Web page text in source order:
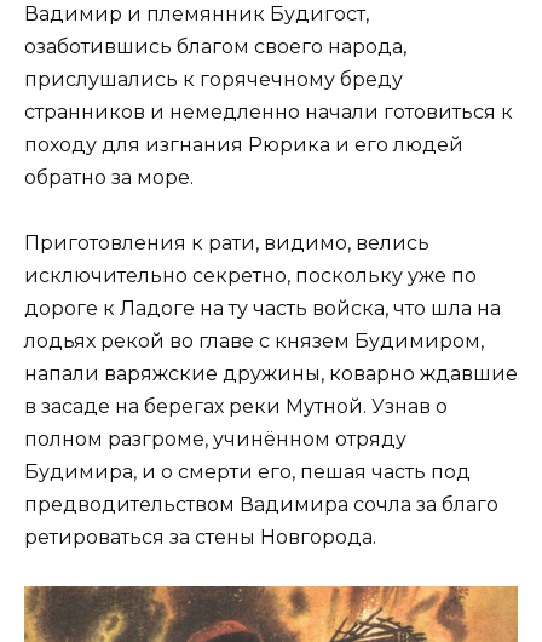
Вадимир и племянник Будигост,
озаботившись благом своего народа,
прислушались к горячечному бреду
странников и немедленно начали готовиться к
походу для изгнания Рюрика и его людей
обратно за море.
Приготовления к рати, видимо, велись
исключительно секретно, поскольку уже по
дороге к Ладоге на ту часть войска, что шла на
лодьях рекой во главе с князем Будимиром,
напали варяжские дружины, коварно ждавшие
в засаде на берегах реки Мутной. Узнав о
полном разгроме, учинённом отряду
Будимира, и о смерти его, пешая часть под
предводительством Вадимира сочла за благо
ретироваться за стены Новгорода.